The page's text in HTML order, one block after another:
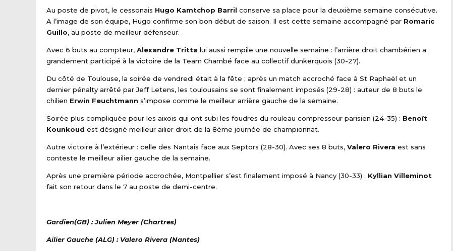
Au poste de pivot, le cessonais Hugo Kamtchop Barril conserve sa place pour la deuxième semaine consécutive.
A l’image de son équipe, Hugo confirme son bon début de saison. Il est cette semaine accompagné par Romaric
Guillo, au poste de meilleur défenseur.
Avec 6 buts au compteur, Alexandre Tritta lui aussi rempile une nouvelle semaine : l’arrière droit chambérien a
grandement participé à la victoire de la Team Chambé face au collectif dunkerquois (30-27).
Du côté de Toulouse, la soirée de vendredi était à la fête ; après un match accroché face à St Raphaël et un
dernier pénalty arrêté par Jeff Letens, les toulousains se sont finalement imposés (29-28) : auteur de 8 buts le
chilien Erwin Feuchtmann s’impose comme le meilleur arrière gauche de la semaine.
Soirée plus compliquée pour les aixois qui ont subi les foudres du rouleau compresseur parisien (24-35) : Benoît
Kounkoud est désigné meilleur ailier droit de la 8ème journée de championnat.
Autre victoire à l’extérieur : celle des Nantais face aux Septors (28-30). Avec ses 8 buts, Valero Rivera est sans
conteste le meilleur ailier gauche de la semaine.
Après une première période accrochée, Montpellier s’est finalement imposé à Nancy (30-33) : Kyllian Villeminot
fait son retour dans le 7 au poste de demi-centre.
Gardien(GB) : Julien Meyer (Chartres)
Ailier Gauche (ALG) : Valero Rivera (Nantes)